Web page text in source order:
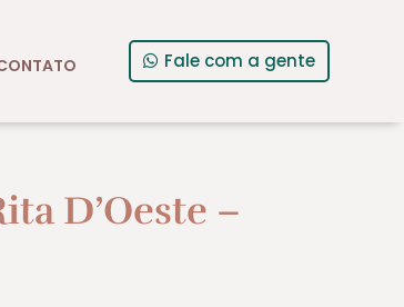
Fale com a gente
D’Oeste –